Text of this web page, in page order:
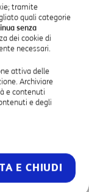
di spazio per
dei dati del
dispositivo,
da virus e
server, con
in caso di
per chiamare
Canada e di
(Zona
tramite
quali categorie
senza
dei cookie di
necessari.
attiva delle
Archiviare
e contenuti
e degli
E CHIUDI